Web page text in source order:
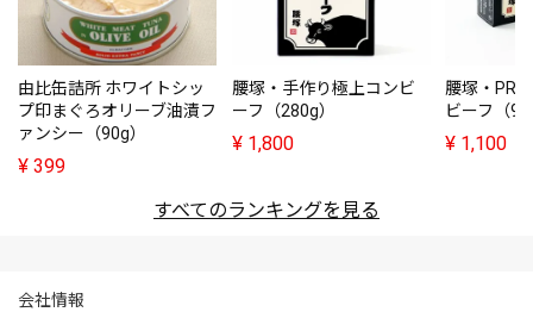
由比缶詰所 ホワイトシッ
プ印まぐろオリーブ油漬フ
ァンシー（90g）
¥ 399
腰塚・手作り極上コンビ
ーフ（280g）
¥ 1,800
腰塚・
ビーフ（
¥ 1,100
すべてのランキングを見る
会社情報